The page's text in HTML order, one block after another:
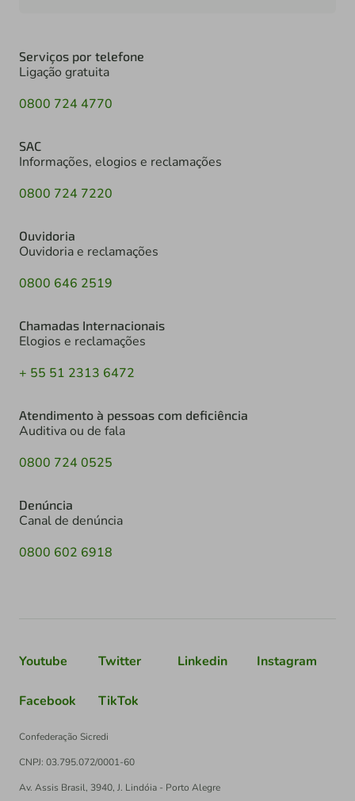
Serviços por telefone
Ligação gratuita
0800 724 4770
SAC
Informações, elogios e reclamações
0800 724 7220
Ouvidoria
Ouvidoria e reclamações
0800 646 2519
Chamadas Internacionais
Elogios e reclamações
+ 55 51 2313 6472
Atendimento à pessoas com deficiência
Auditiva ou de fala
0800 724 0525
Denúncia
Canal de denúncia
0800 602 6918
Youtube Twitter Linkedin Instagram
Facebook TikTok
Confederação Sicredi
CNPJ: 03.795.072/0001-60
Av. Assis Brasil, 3940, J. Lindóia - Porto Alegre